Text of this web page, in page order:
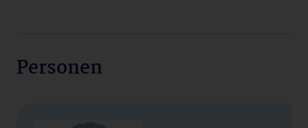
Personen